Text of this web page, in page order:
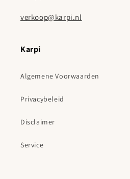
verkoop@karpi.nl
Karpi
Algemene Voorwaarden
Privacybeleid
Disclaimer
Service